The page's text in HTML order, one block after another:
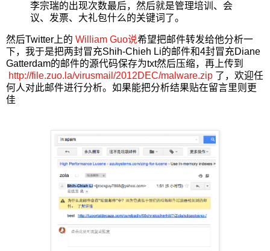
李宗瑞的出现次数最后，然后就是管理培训、会
议、发票、大礼包什么的关键词了。
然后Twitter上的 William Guo说希望把邮件转发给他分析一
下，我于是把两封冒充Shih-Chieh Li的邮件和4封冒充Diane
Gatterdam的邮件的源代码保存为txt然后压缩，再上传到
http://file.zuo.la/virusmail/2012DEC/malware.zip 了，欢迎任
何人对此邮件进行分析。如果能把分析结果贴在留言里则更
佳